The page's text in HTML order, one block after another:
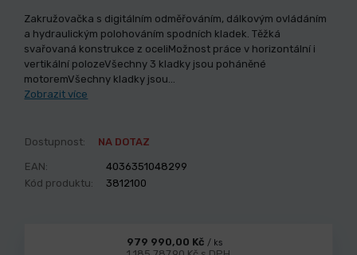
Zakružovačka s digitálním odměřováním, dálkovým ovládáním
a hydraulickým polohováním spodních kladek. Těžká
svařovaná konstrukce z oceliMožnost práce v horizontální i
vertikální polozeVšechny 3 kladky jsou poháněné
motoremVšechny kladky jsou…
Zobrazit více
Dostupnost: NA DOTAZ
EAN:
4036351048299
Kód produktu:
3812100
979 990,00 Kč / ks